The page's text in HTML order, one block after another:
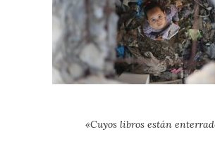
«Cuyos libros están